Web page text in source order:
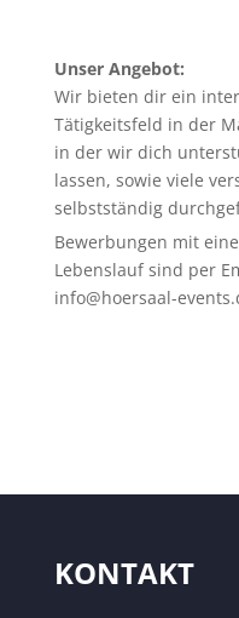
Unser Angebot:
Wir bieten dir ein
Tätigkeitsfeld in der
in der wir dich
lassen, sowie viele
selbstständig
Bewerbungen mit
Lebenslauf sind per
info@hoersaal-
KONTAKT